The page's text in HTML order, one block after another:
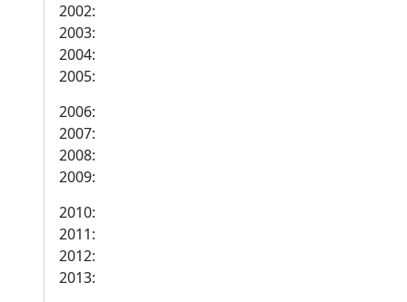
2002:
2003:
2004:
2005:
2006:
2007:
2008:
2009:
2010:
2011:
2012:
2013: